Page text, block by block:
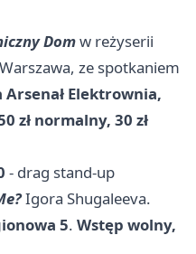
Domw reżyserii
Warszawa, ze spotkaniem
Arsenał Elektrownia,
zł normalny, 30 zł
- drag stand-up
Igora Shugaleeva.
5. Wstęp wolny,